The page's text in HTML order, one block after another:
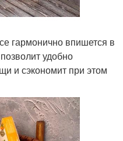
гармонично впишется в
удобно
и сэкономит при этом